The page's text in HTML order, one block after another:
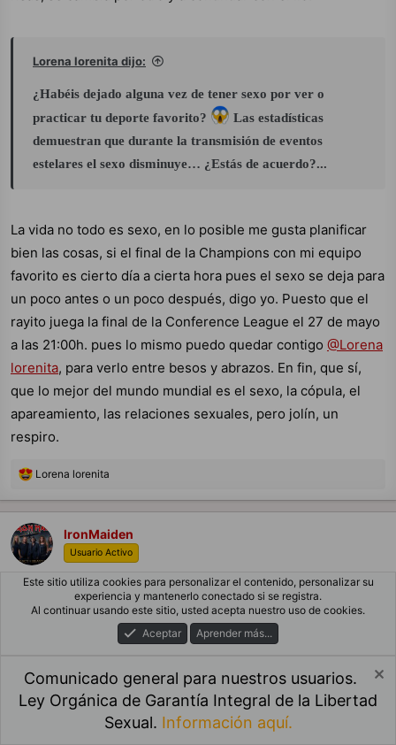
Lorena lorenita dijo:
¿Habéis dejado alguna vez de tener sexo por ver o
practicar tu deporte favorito?
Las estadísticas
demuestran que durante la transmisión de eventos
estelares el sexo disminuye… ¿Estás de acuerdo?...
La vida no todo es sexo, en lo posible me gusta planificar
bien las cosas, si el final de la Champions con mi equipo
favorito es cierto día a cierta hora pues el sexo se deja para
un poco antes o un poco después, digo yo. Puesto que el
rayito juega la final de la Conference League el 27 de mayo
a las 21:00h. pues lo mismo puedo quedar contigo @Lorena
lorenita, para verlo entre besos y abrazos. En fin, que sí,
que lo mejor del mundo mundial es el sexo, la cópula, el
apareamiento, las relaciones sexuales, pero jolín, un
respiro.
R
a
c
c
i
o
e
:
Lorena lorenita
IronMaiden
Usuario Activo
Lorena lorenita dijo:
considerar un deporte así que ahora os quiero
preguntar… ¿Habéis dejado alguna vez de tener sexo por
Qué Hay De Nuevo Iniciar Sesión
Este sitio utiliza cookies para personalizar el contenido, personalizar su
experiencia y mantenerlo conectado si se registra.
Al continuar usando este sitio, usted acepta nuestro uso de cookies.
Aceptar
Aprender más...
Comunicado general para nuestros usuarios.
Ley Orgánica de Garantía Integral de la Libertad
Sexual. Información aquí.